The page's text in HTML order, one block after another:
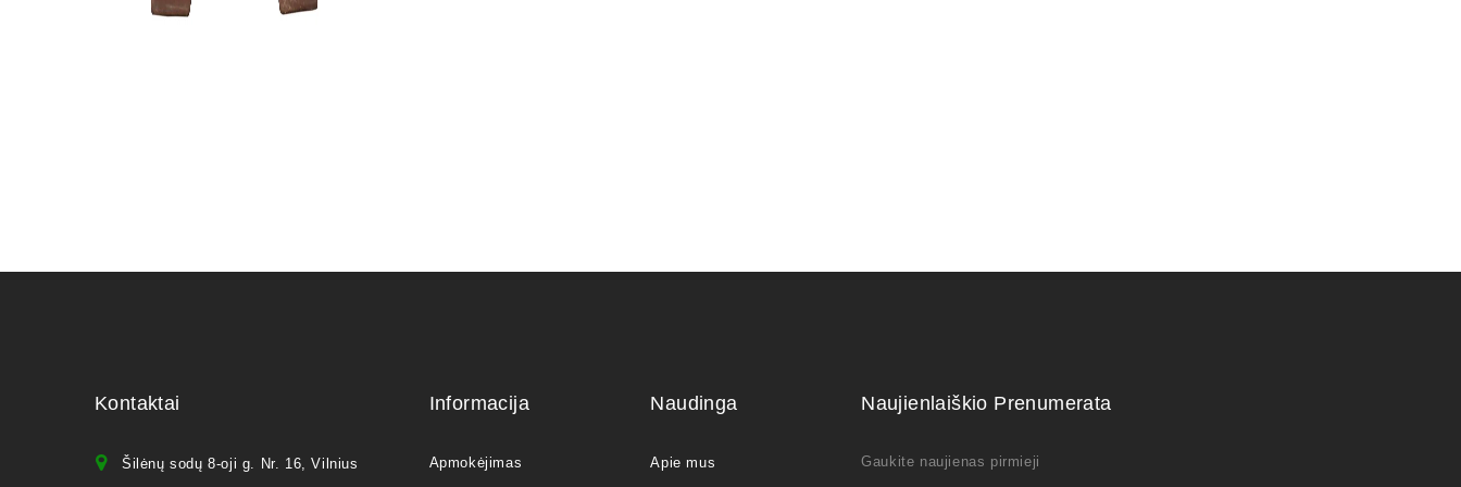
Kontaktai
Šilėnų sodų 8-oji g. Nr. 16, Vilnius
Informacija
Apmokėjimas
Naudinga
Apie mus
Naujienlaiškio Prenumerata
Gaukite naujienas pirmieji